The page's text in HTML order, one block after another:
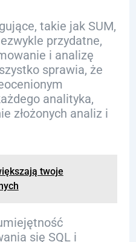
takie jak SUM,
przydatne,
i analizę
sprawia, że
analityka,
złożonych analiz i
twoje
się SQL i